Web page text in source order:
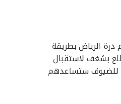
درة الرياض بطريقة
بشغف لاستقبال
للضيوف ستساعدهم